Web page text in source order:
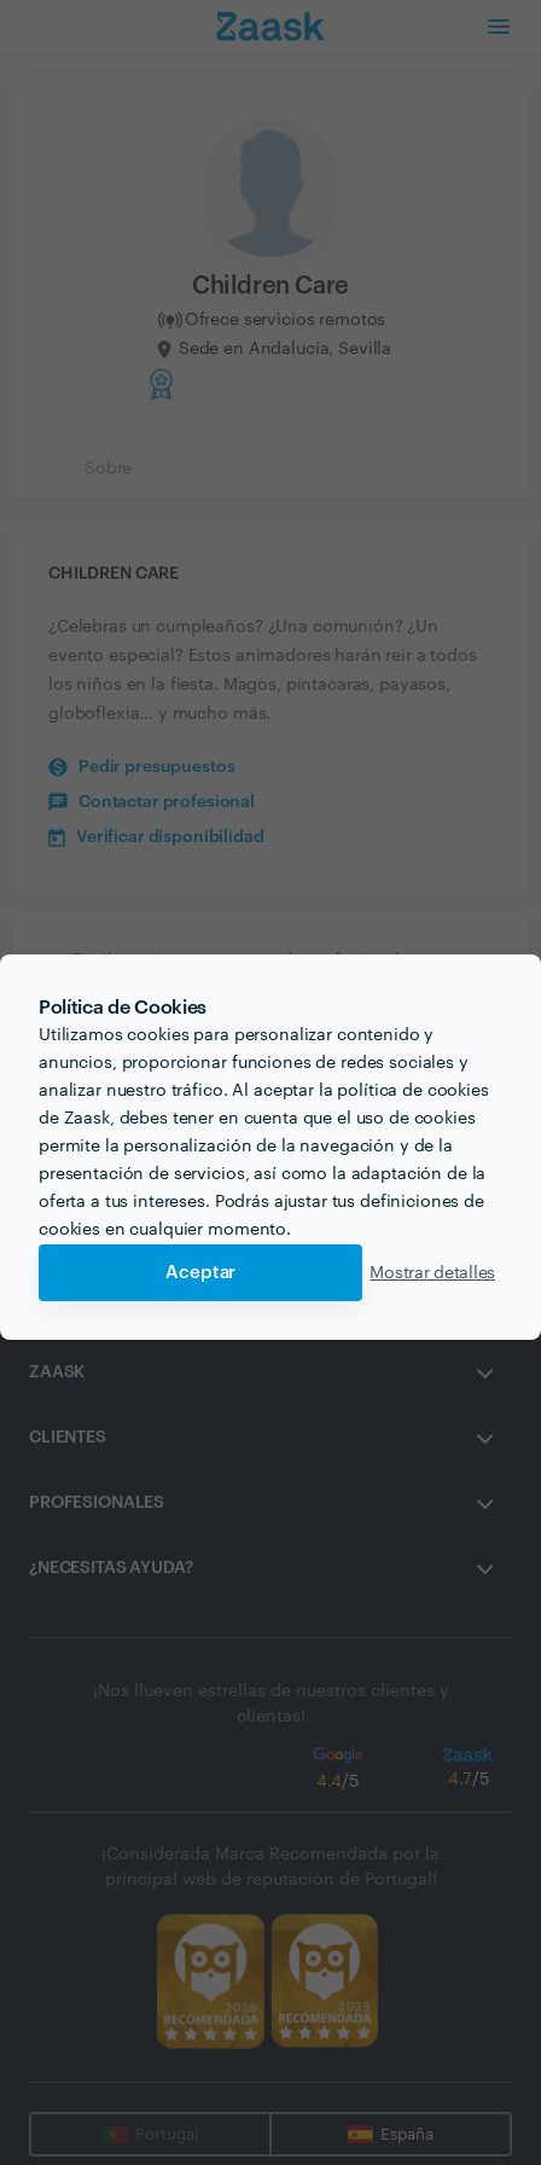
Política de Cookies
Utilizamos cookies para personalizar contenido y
anuncios, proporcionar funciones de redes sociales y
analizar nuestro tráfico. Al aceptar la política de cookies
de Zaask, debes tener en cuenta que el uso de cookies
permite la personalización de la navegación y de la
presentación de servicios, así como la adaptación de la
oferta a tus intereses. Podrás ajustar tus definiciones de
cookies en cualquier momento.
Aceptar Mostrar detalles
Children Care
Ofrece servicios remotos
Sede en Andalucía, Sevilla
Sobre
CHILDREN CARE
¿Celebras un cumpleaños? ¿Una comunión? ¿Un
evento especial? Estos animadores harán reir a todos
los niños en la fiesta. Magos, pintacaras, payasos,
globoflexia... y mucho más.
Pedir presupuestos
Contactar profesional
Verificar disponibilidad
Otros servicios proporcionados por
Animación Infantil en sevilla
ZAASK
CLIENTES
PROFESIONALES
¿NECESITAS AYUDA?
¡Nos llueven estrellas de nuestros clientes y
clientas!
4.4/5 4.7/5
¡Considerada Marca Recomendada por la
principal web de reputación de Portugal!
Portugal España